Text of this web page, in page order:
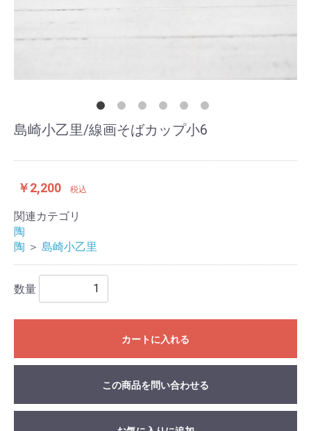
島崎小乙里/線画そばカップ小6
￥2,200 税込
関連カテゴリ
陶
陶 ＞ 島崎小乙里
数量
カートに入れる
この商品を問い合わせる